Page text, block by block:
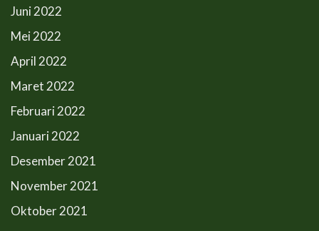
Juni 2022
Mei 2022
April 2022
Maret 2022
Februari 2022
Januari 2022
Desember 2021
November 2021
Oktober 2021